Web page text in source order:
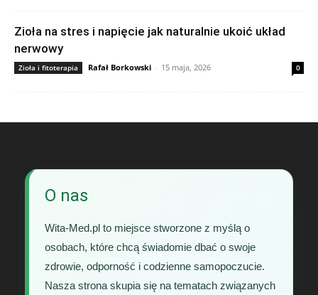
Zioła na stres i napięcie jak naturalnie ukoić układ
nerwowy
Zioła i fitoterapia Rafał Borkowski - 15 maja, 2026 0
O nas
Wita-Med.pl to miejsce stworzone z myślą o
osobach, które chcą świadomie dbać o swoje
zdrowie, odporność i codzienne samopoczucie.
Nasza strona skupia się na tematach związanych